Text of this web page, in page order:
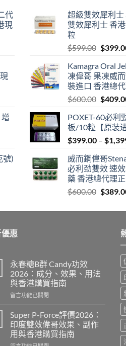
代
現
號)
超級雙效犀利士
雙效犀利士 香
粒
$599.00
was:
$
Kamagra Oral
凍偉哥 果凍威
裝進口 香港總
$600.00
was:
$
POXET-60必利
板/10粒【原装进
$399.00 – $
威而鋼偉哥
必利劲雙效 速
藥 香港總代理
$600.00
was:
$
惠
永春糖B群 Candy功效
2026：成分、效果、用法
與香港購買指南
在
春
糖
B
群
留言功能已關閉
Super P-Force評價2026：
印度雙效偉哥效果、副作
用與香港購買指南